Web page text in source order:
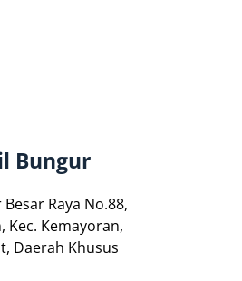
Bungur
Besar Raya No.88,
Kec. Kemayoran,
Daerah Khusus